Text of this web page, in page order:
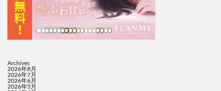
Archives
2026年8月
2026年7月
2026年6月
2026年5月